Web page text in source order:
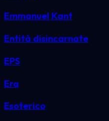
Emmanuel Kant
Entità disincarnate
EPS
Era
Esoterico